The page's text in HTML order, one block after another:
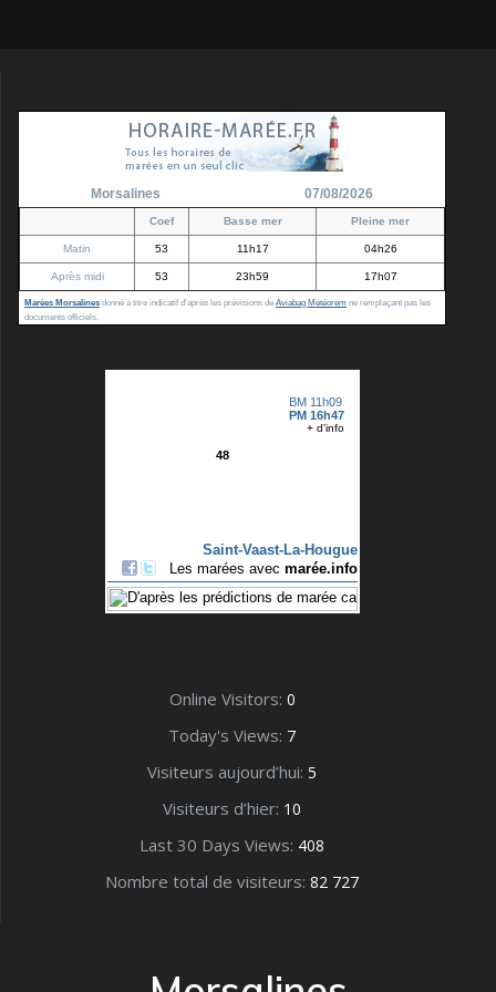
Morsalines 07/08/2026
Coef Basse mer Pleine mer
Matin 53 11h17 04h26
Après midi 53 23h59 17h07
Marées Morsalines donné à titre indicatif d'après les prévisions de Aviabag Météorem ne remplaçant pas les
documents officiels.
Online Visitors: 0
Today's Views: 7
Visiteurs aujourd’hui: 5
Visiteurs d’hier: 10
Last 30 Days Views: 408
Nombre total de visiteurs: 82 727